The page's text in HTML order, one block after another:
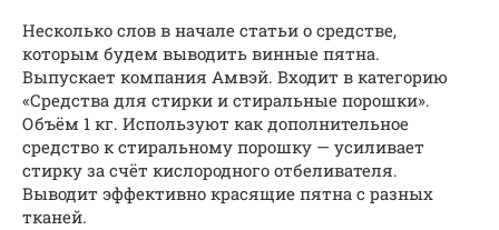
Несколько слов в начале статьи о средстве,
которым будем выводить винные пятна.
Выпускает компания Амвэй. Входит в категорию
«Средства для стирки и стиральные порошки».
Объём 1 кг. Используют как дополнительное
средство к стиральному порошку — усиливает
стирку за счёт кислородного отбеливателя.
Выводит эффективно красящие пятна с разных
тканей.